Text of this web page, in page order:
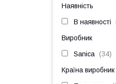
Наявність
В наявності
Виробник
Sanica 34
Країна виробник